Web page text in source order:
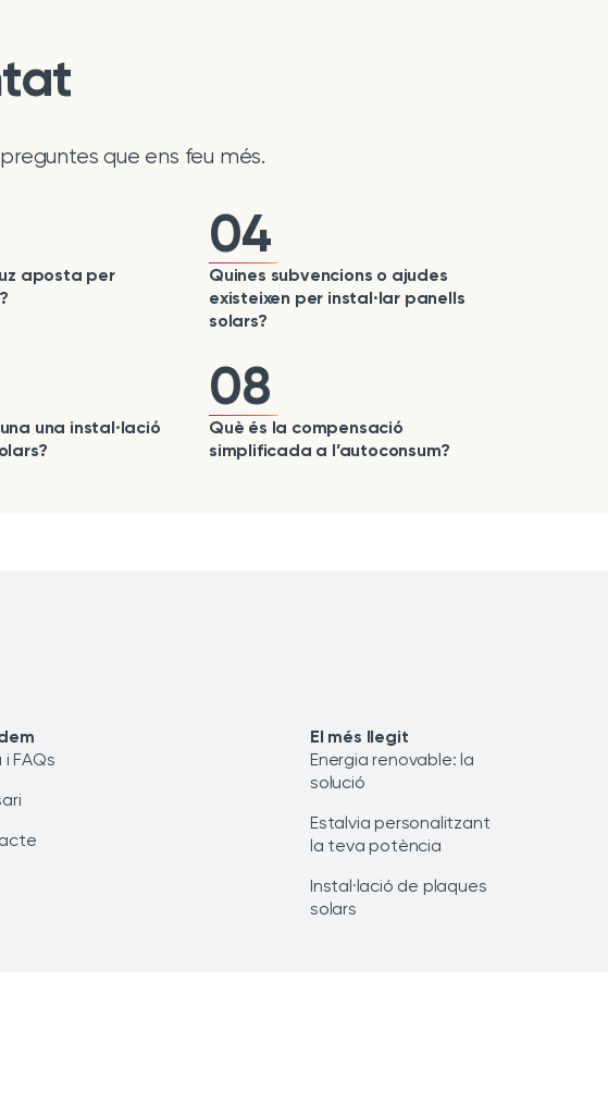
que ens feu més.
aposta per
04
Quines subvencions o ajudes
existeixen per instal·lar panells
solars?
una instal·lació
08
Què és la compensació
simplificada a l’autoconsum?
FAQs
El més llegit
Energia renovable: la
solució
Estalvia personalitzant
la teva potència
Instal·lació de plaques
solars